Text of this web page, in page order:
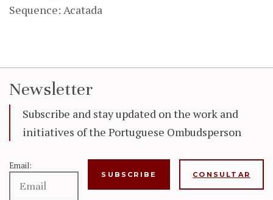
Sequence: Acatada
Newsletter
Subscribe and stay updated on the work and
initiatives of the Portuguese Ombudsperson
Email:
CONSULTAR